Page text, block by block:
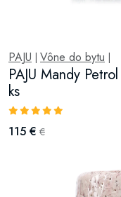
PAJU Vône do bytu
PAJU Mandy
ks
115 € €